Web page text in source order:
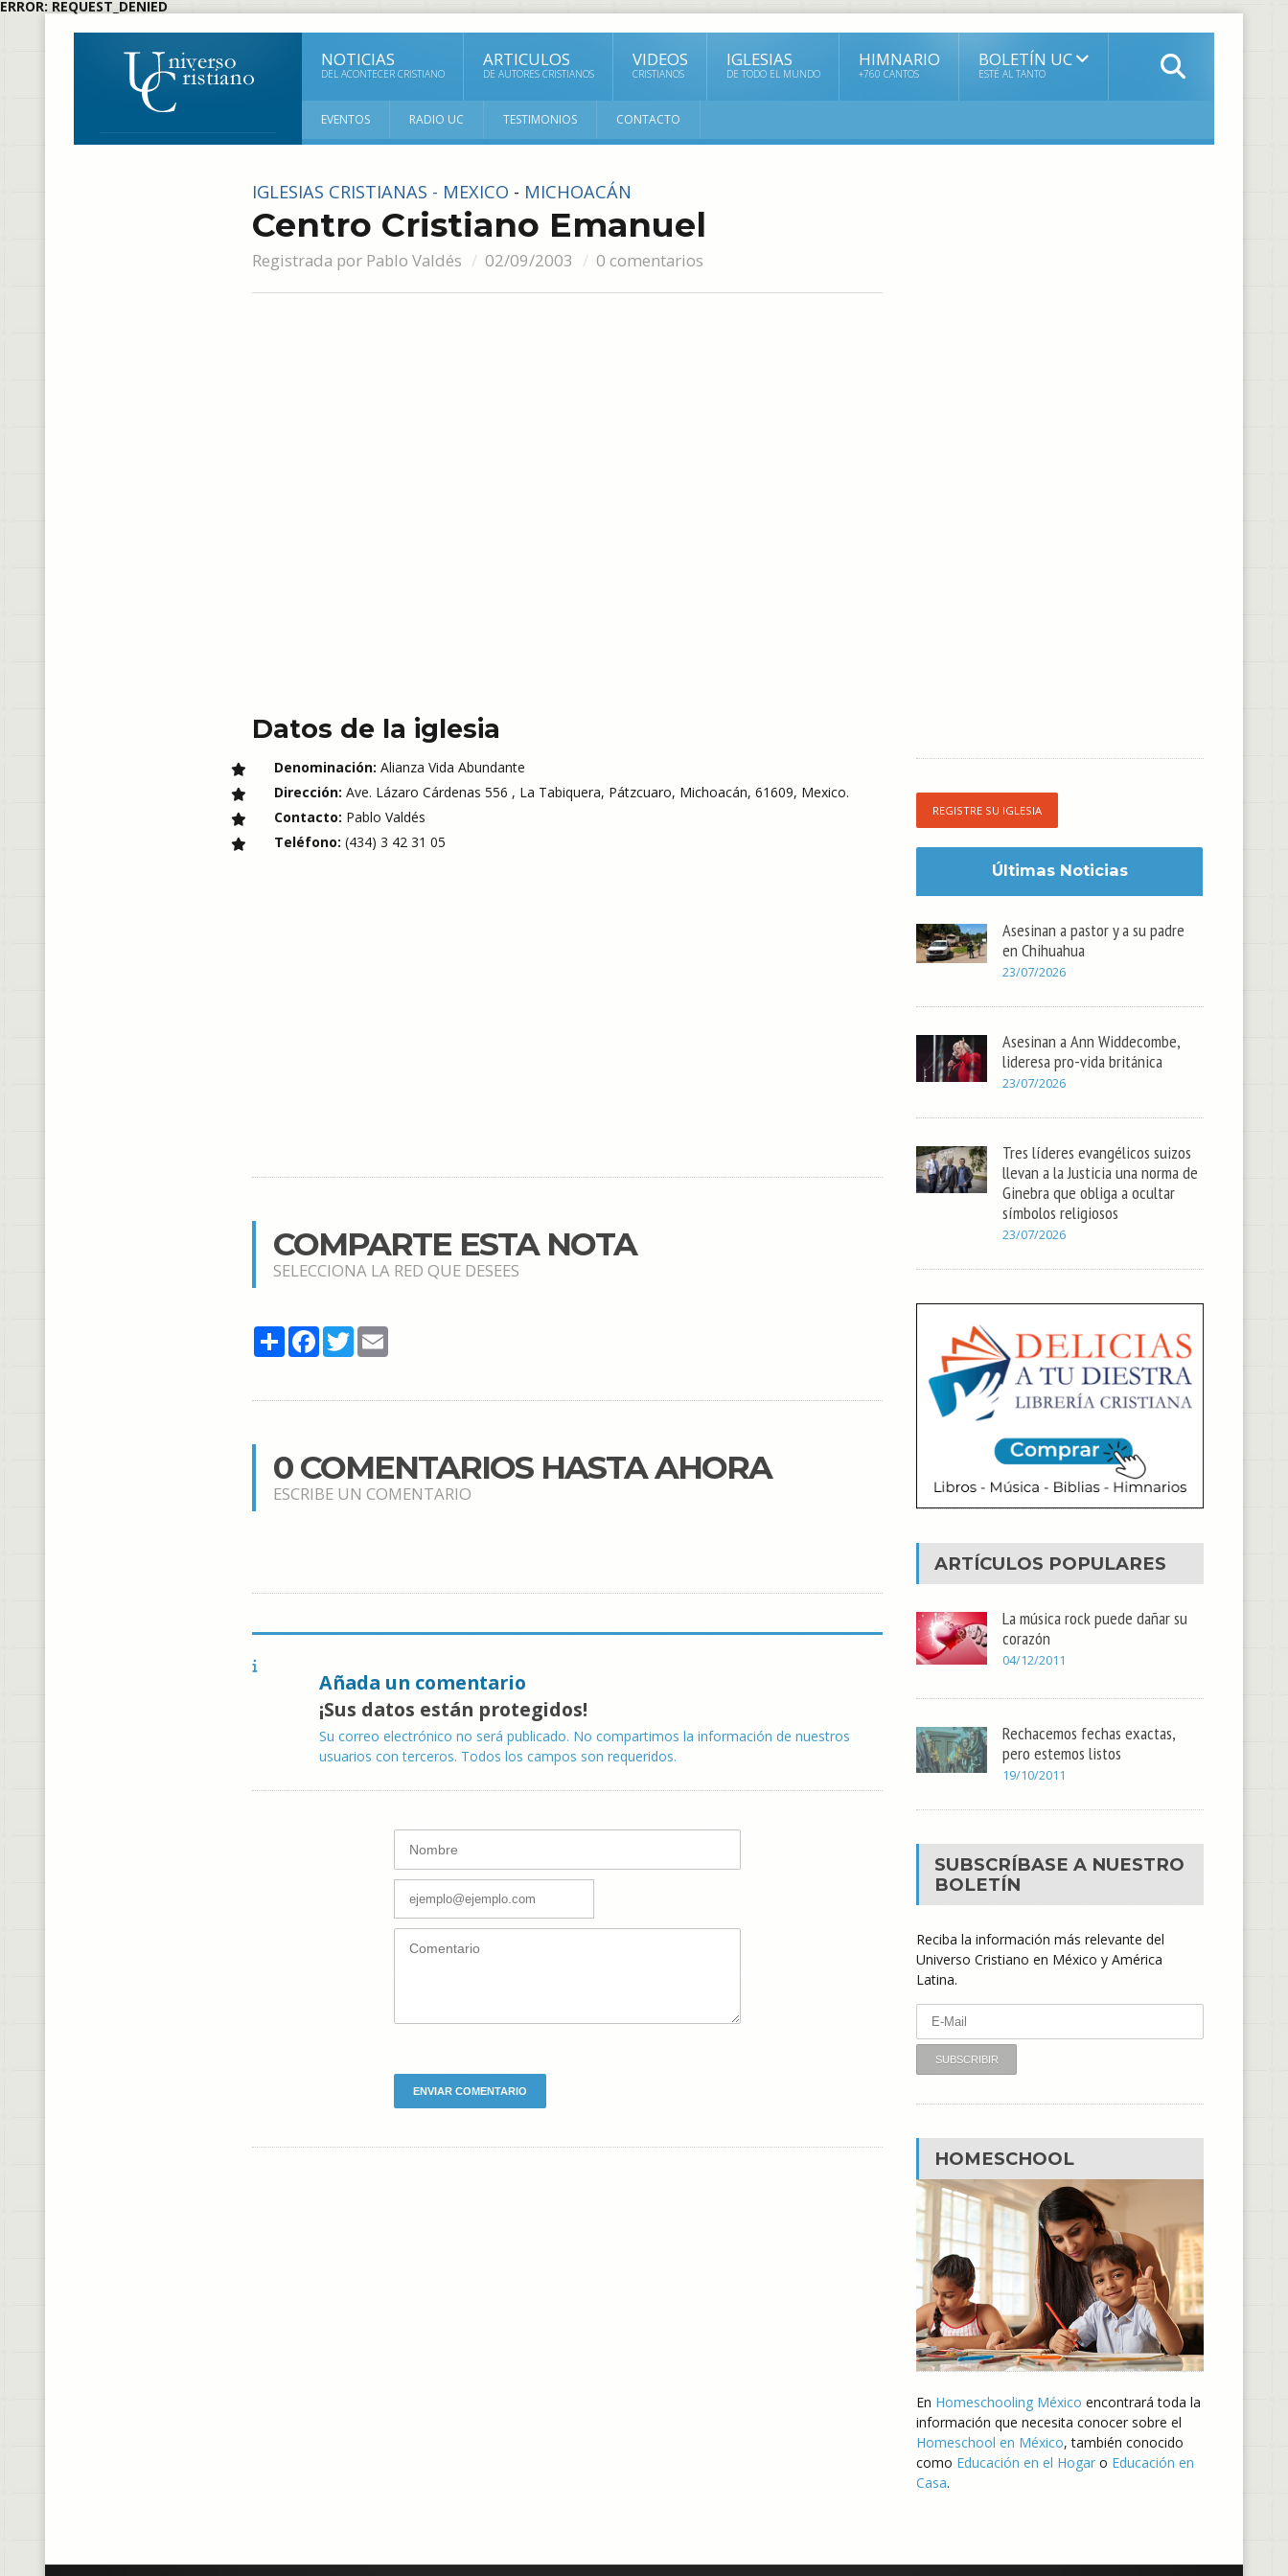
ERROR: REQUEST_DENIED
NOTICIAS
DEL ACONTECER CRISTIANO
ARTICULOS
DE AUTORES CRISTIANOS
VIDEOS
CRISTIANOS
IGLESIAS
DE TODO EL MUNDO
HIMNARIO
+760 CANTOS
BOLETÍN UC
ESTÉ AL TANTO
EVENTOS RADIO UC TESTIMONIOS CONTACTO
IGLESIAS CRISTIANAS - MEXICO - MICHOACÁN
Centro Cristiano Emanuel
Registrada por Pablo Valdés 02/09/2003 0 comentarios
Datos de la iglesia
Denominación: Alianza Vida Abundante
Dirección: Ave. Lázaro Cárdenas 556 , La Tabiquera, Pátzcuaro, Michoacán, 61609, Mexico.
Contacto: Pablo Valdés
Teléfono: (434) 3 42 31 05
COMPARTE ESTA NOTA
SELECCIONA LA RED QUE DESEES
ShareFacebook
TwitterEmail
0 COMENTARIOS HASTA AHORA
ESCRIBE UN COMENTARIO
Añada un comentario
¡Sus datos están protegidos!
Su correo electrónico no será publicado. No compartimos la información de nuestros
usuarios con terceros. Todos los campos son requeridos.
REGISTRE SU IGLESIA
Últimas Noticias
Asesinan a pastor y a su padre
en Chihuahua
23/07/2026
Asesinan a Ann Widdecombe,
lideresa pro-vida británica
23/07/2026
Tres líderes evangélicos suizos
llevan a la Justicia una norma de
Ginebra que obliga a ocultar
símbolos religiosos
23/07/2026
ARTÍCULOS POPULARES
La música rock puede dañar su
corazón
04/12/2011
Rechacemos fechas exactas,
pero estemos listos
19/10/2011
SUBSCRÍBASE A NUESTRO
BOLETÍN
Reciba la información más relevante del
Universo Cristiano en México y América
Latina.
HOMESCHOOL
En Homeschooling México encontrará toda la
información que necesita conocer sobre el
Homeschool en México, también conocido
como Educación en el Hogar o Educación en
Casa.